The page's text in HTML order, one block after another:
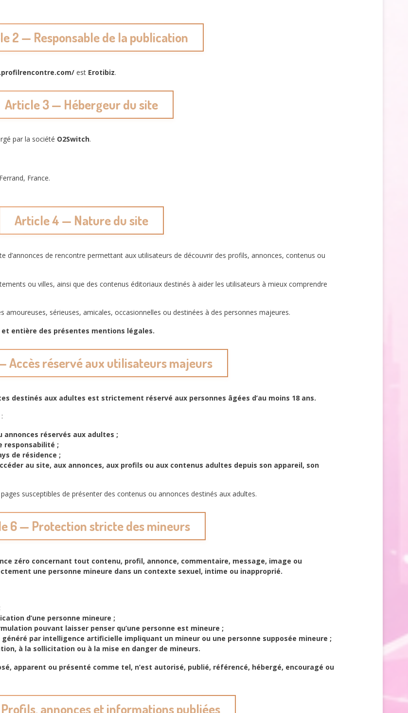
2 — Responsable de la publication
est Erotibiz.
Article 3 — Hébergeur du site
par la société O2Switch.
France.
Article 4 — Nature du site
d’annonces de rencontre permettant aux utilisateurs de découvrir des profils, annonces, contenus ou
ou villes, ainsi que des contenus éditoriaux destinés à aider les utilisateurs à mieux comprendre
amoureuses, sérieuses, amicales, occasionnelles ou destinées à des personnes majeures.
entière des présentes mentions légales.
Accès réservé aux utilisateurs majeurs
destinés aux adultes est strictement réservé aux personnes âgées d’au moins 18 ans.
réservés aux adultes ;
responsabilité ;
de résidence ;
au site, aux annonces, aux profils ou aux contenus adultes depuis son appareil, son
susceptibles de présenter des contenus ou annonces destinés aux adultes.
6 — Protection stricte des mineurs
zéro concernant tout contenu, profil, annonce, commentaire, message, image ou
une personne mineure dans un contexte sexuel, intime ou inapproprié.
d’une personne mineure ;
pouvant laisser penser qu’une personne est mineure ;
par intelligence artificielle impliquant un mineur ou une personne supposée mineure ;
à la sollicitation ou à la mise en danger de mineurs.
apparent ou présenté comme tel, n’est autorisé, publié, référencé, hébergé, encouragé ou
annonces et informations publiées